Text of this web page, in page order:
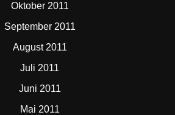
Oktober 2011
September 2011
August 2011
Juli 2011
Juni 2011
Mai 2011